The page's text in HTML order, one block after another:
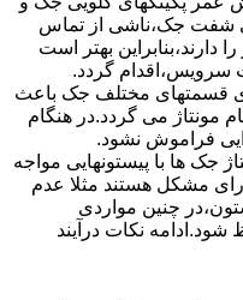
شفت جک،ناشی از تماس
دارند،بنابراین بهتر است
سرویس،اقدام گردد.
قسمتهای مختلف جک باعث
مونتاژ می گردد.در هنگام
فراموش نشود.
جک ها با پیستونهایی مواجه
مشکل هستند مثلا عدم
چنین مواردی
نکات درآیند